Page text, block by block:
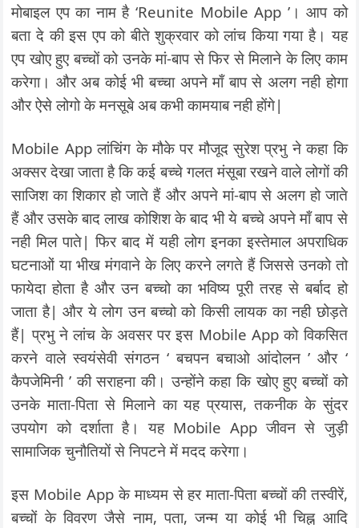
मोबाइल एप का नाम है ‘Reunite Mobile App ’। आप को
बता दे की इस एप को बीते शुक्रवार को लांच किया गया है। यह
एप खोए हुए बच्चों को उनके मां-बाप से फिर से मिलाने के लिए काम
करेगा। और अब कोई भी बच्चा अपने माँ बाप से अलग नही होगा
और ऐसे लोगो के मनसूबे अब कभी कामयाब नही होंगे|
Mobile App लांचिंग के मौके पर मौजूद सुरेश प्रभु ने कहा कि
अक्सर देखा जाता है कि कई बच्चे गलत मंसूबा रखने वाले लोगों की
साजिश का शिकार हो जाते हैं और अपने मां-बाप से अलग हो जाते
हैं और उसके बाद लाख कोशिश के बाद भी ये बच्चे अपने माँ बाप से
नही मिल पाते| फिर बाद में यही लोग इनका इस्तेमाल अपराधिक
घटनाओं या भीख मंगवाने के लिए करने लगते हैं जिससे उनको तो
फायेदा होता है और उन बच्चो का भविष्य पूरी तरह से बर्बाद हो
जाता है| और ये लोग उन बच्चो को किसी लायक का नही छोड़ते
हैं| प्रभु ने लांच के अवसर पर इस Mobile App को विकसित
करने वाले स्वयंसेवी संगठन ‘ बचपन बचाओ आंदोलन ’ और ‘
कैपजेमिनी ’ की सराहना की। उन्होंने कहा कि खोए हुए बच्चों को
उनके माता-पिता से मिलाने का यह प्रयास, तकनीक के सुंदर
उपयोग को दर्शाता है। यह Mobile App जीवन से जुड़ी
सामाजिक चुनौतियों से निपटने में मदद करेगा।
इस Mobile App के माध्यम से हर माता-पिता बच्चों की तस्वीरें,
बच्चों के विवरण जैसे नाम, पता, जन्म या कोई भी चिह्न आदि